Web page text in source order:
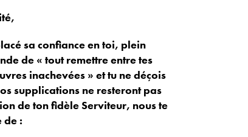
sa confiance en toi, plein
de « tout remettre entre tes
inachevées » et tu ne déçois
supplications ne resteront pas
de ton fidèle Serviteur, nous te
de :